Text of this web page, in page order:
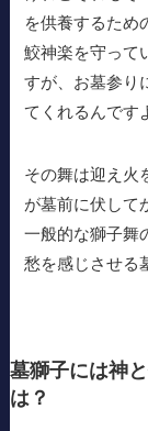
を供養するため
鮫神楽を守って
すが、お墓参り
てくれるんです
その舞は迎え火
が墓前に伏して
一般的な獅子舞
愁を感じさせる
墓獅子には神
は？